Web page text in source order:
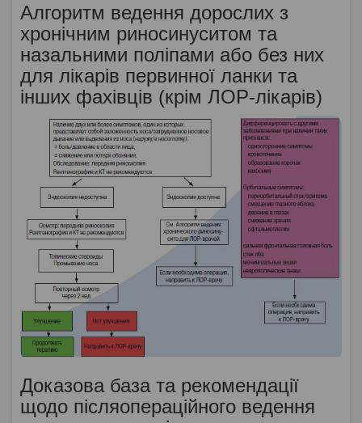
Алгоритм ведення дорослих з
хронічним риносинуситом та
назальними поліпами або без них
для лікарів первинної ланки та
інших фахівців (крім ЛОР-лікарів)
Доказова база та рекомендації
щодо післяопераційного ведення